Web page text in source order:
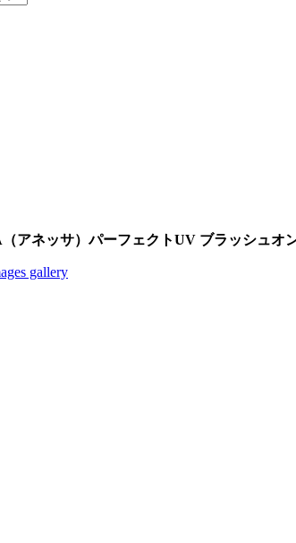
アネッサ）パーフェクトUV ブラッシュオ
gallery